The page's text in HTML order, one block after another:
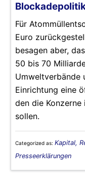
Für
Euro
besagen aber,
50 bis 70
Umweltverbände
Einrichtung eine
den die Konzerne
sollen.
Categorized as: Kapital,
Presseerklärungen